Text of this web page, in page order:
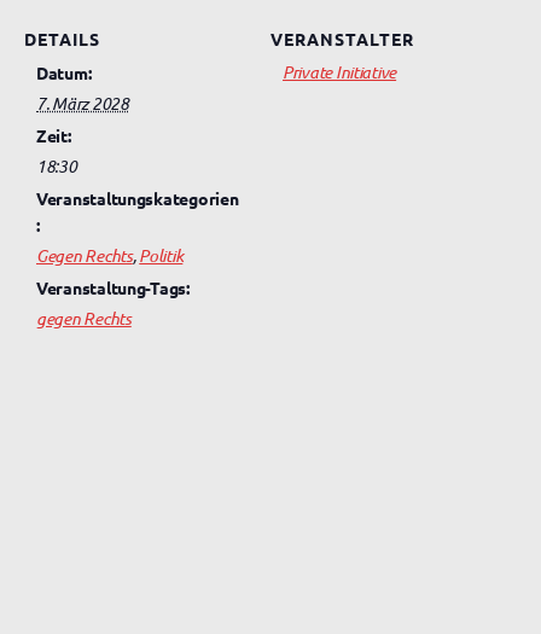
DETAILS
Datum:
7. März 2028
Zeit:
18:30
Veranstaltungskategorien
:
Gegen Rechts,Politik
Veranstaltung-Tags:
gegen Rechts
VERANSTALTER
Private Initiative